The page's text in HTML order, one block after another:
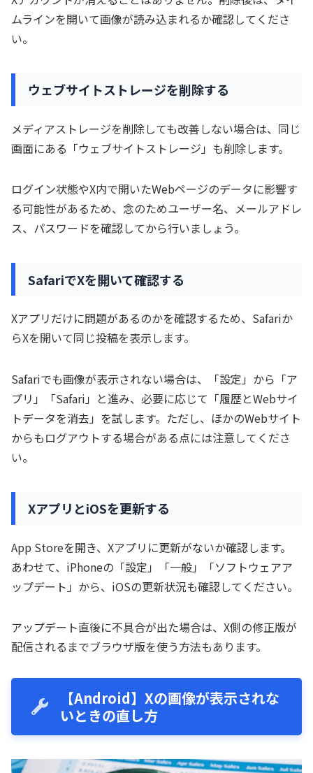
ムラインを開いて画像が読み込まれるか確認してくださ
い。
ウェブサイトストレージを削除する
メディアストレージを削除しても改善しない場合は、同じ
画面にある「ウェブサイトストレージ」も削除します。
ログイン状態やX内で開いたWebページのデータに影響す
る可能性があるため、念のためユーザー名、メールアドレ
ス、パスワードを確認してから行いましょう。
SafariでXを開いて確認する
Xアプリだけに問題があるのかを確認するため、Safariか
らXを開いて同じ投稿を表示します。
Safariでも画像が表示されない場合は、「設定」から「ア
プリ」「Safari」と進み、必要に応じて「履歴とWebサイ
トデータを消去」を試します。ただし、ほかのWebサイト
からもログアウトする場合がある点には注意してくださ
い。
XアプリとiOSを更新する
App Storeを開き、Xアプリに更新がないか確認します。
あわせて、iPhoneの「設定」「一般」「ソフトウェアア
ップデート」から、iOSの更新状況も確認してください。
アップデート直後に不具合が出た場合は、X側の修正版が
配信されるまでブラウザ版を使う方法もあります。
【Android】Xの画像が表示されな
いときの直し方